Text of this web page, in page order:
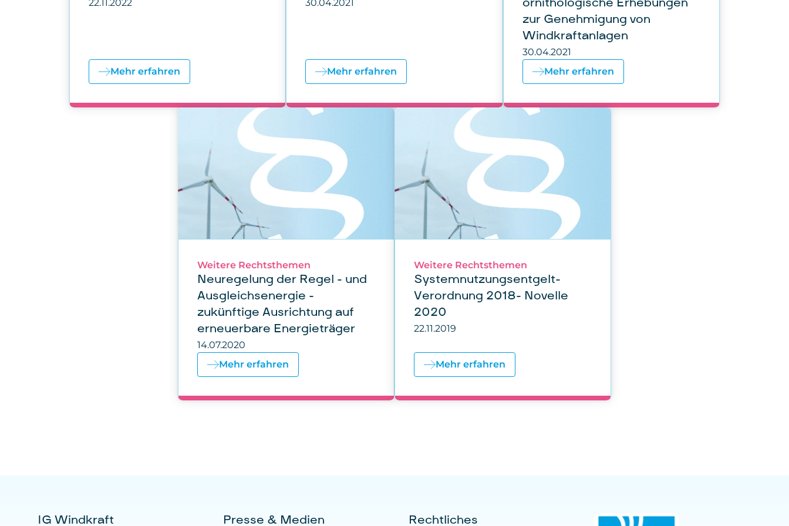
22.11.2022
Mehr erfahren
30.04.2021
Mehr erfahren
ornithologische Erhebungen
zur Genehmigung von
Windkraftanlagen
30.04.2021
Mehr erfahren
Weitere Rechtsthemen
Neuregelung der Regel - und
Ausgleichsenergie -
zukünftige Ausrichtung auf
erneuerbare Energieträger
14.07.2020
Mehr erfahren
Weitere Rechtsthemen
Systemnutzungsentgelt-
Verordnung 2018- Novelle
2020
22.11.2019
Mehr erfahren
IG Windkraft Presse & Medien Rechtliches